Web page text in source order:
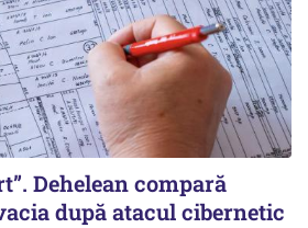
Dehelean compară
după atacul cibernetic